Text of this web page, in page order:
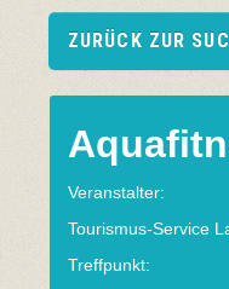
ZURÜCK ZUR
Veranstalter:
Tourismus-Service
Treffpunkt: